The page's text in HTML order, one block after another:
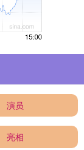
演员
亮相